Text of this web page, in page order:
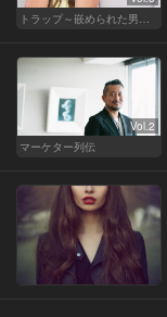
Vol.2
マーケター列伝